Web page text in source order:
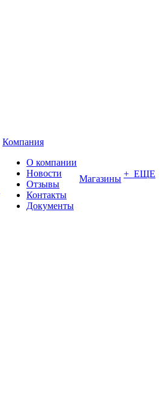
Компания
О компании
Новости
Отзывы
Контакты
Документы
Магазины + ЕЩЕ